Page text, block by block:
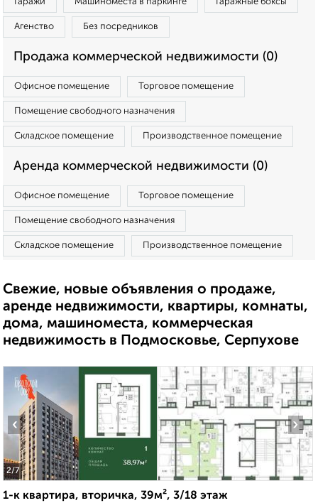
Агенство Без посредников
Продажа коммерческой недвижимости (0)
Офисное помещение Торговое помещение
Помещение свободного назначения
Складское помещение Производственное помещение
Аренда коммерческой недвижимости (0)
Офисное помещение Торговое помещение
Помещение свободного назначения
Складское помещение Производственное помещение
Свежие, новые объявления о продаже,
аренде недвижимости, квартиры, комнаты,
дома, машиноместа, коммерческая
недвижимость в Подмосковье, Серпухове
2/7
‹ ›
1-к квартира, вторичка, 39м², 3/18 этаж